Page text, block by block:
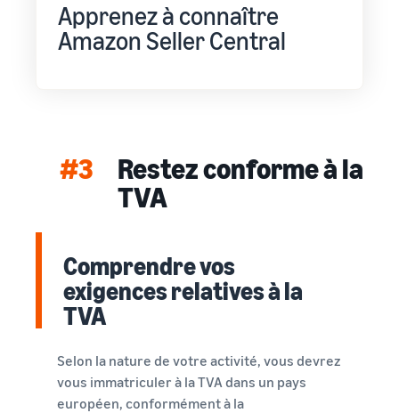
Apprenez à connaître
Amazon Seller Central
#3
Restez conforme à la
TVA
Comprendre vos
exigences relatives à la
TVA
Selon la nature de votre activité, vous devrez
vous immatriculer à la TVA dans un pays
européen, conformément à la